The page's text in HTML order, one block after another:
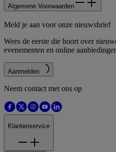
Algemene Voorwaarden
Meld je aan voor onze nieuwsbrief
Wees de eerste die hoort over
evenementen en online
Aanmelden
Neem contact met ons op
Klantenservice